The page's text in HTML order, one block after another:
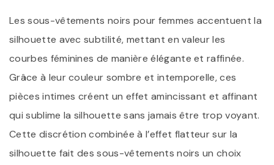
Les sous-vêtements noirs pour femmes accentuent la
silhouette avec subtilité, mettant en valeur les
courbes féminines de manière élégante et raffinée.
Grâce à leur couleur sombre et intemporelle, ces
pièces intimes créent un effet amincissant et affinant
qui sublime la silhouette sans jamais être trop voyant.
Cette discrétion combinée à l’effet flatteur sur la
silhouette fait des sous-vêtements noirs un choix